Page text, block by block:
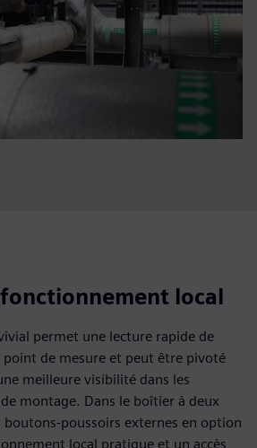
local
permet une lecture rapide de
de mesure et peut être pivoté
meilleure visibilité dans les
montage. Dans le boîtier à deux
boutons-poussoirs externes en option
local pratique et un accès